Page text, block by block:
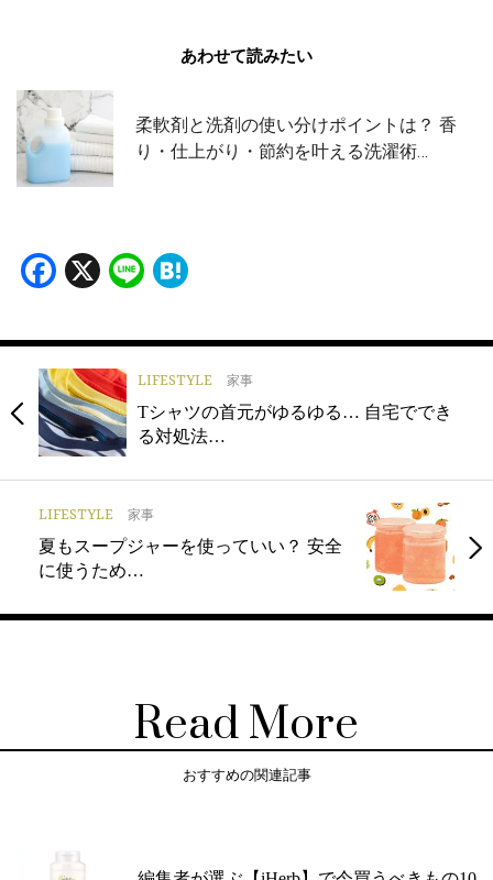
あわせて読みたい
柔軟剤と洗剤の使い分けポイントは？ 香
り・仕上がり・節約を叶える洗濯術…
Facebook
X Line
LIFESTYLE 家事
Tシャツの首元がゆるゆる… 自宅ででき
る対処法…
LIFESTYLE 家事
夏もスープジャーを使っていい？ 安全
に使うため…
Read More
おすすめの関連記事